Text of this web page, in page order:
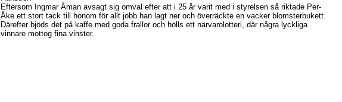
Eftersom Ingmar Åman avsagt sig omval efter att i 25 år varit med i styrelsen så riktade Per-
Åke ett stort tack till honom för allt jobb han lagt ner och överräckte en vacker blomsterbukett.
Därefter bjöds det på kaffe med goda frallor och hölls ett närvarolotteri, där några lyckliga
vinnare mottog fina vinster.